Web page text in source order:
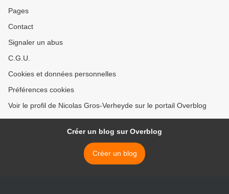
Pages
Contact
Signaler un abus
C.G.U.
Cookies et données personnelles
Préférences cookies
Voir le profil de Nicolas Gros-Verheyde sur le portail Overblog
Créer un blog sur Overblog
Créer un blog